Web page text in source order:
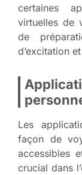
certaines
virtuelles de
de
d’excitation
Les
façon de
accessibles
crucial dans